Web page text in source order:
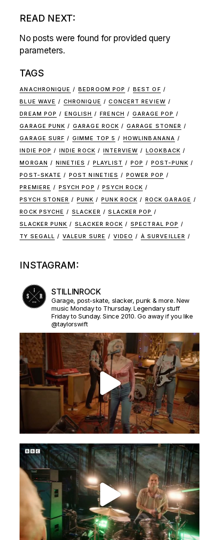
READ NEXT:
No posts were found for provided query
parameters.
TAGS
ANACHRONIQUE BEDROOM POP
BEST OF
BLUE WAVE
CHRONIQUE
CONCERT REVIEW
DREAM POP
ENGLISH FRENCH
GARAGE POP
GARAGE PUNK
GARAGE ROCK
GARAGE STONER
GARAGE SURF
GIMME TOP 5
HOWLINBANANA
INDIE POP
INDIE ROCK INTERVIEW
LOOKBACK
MORGAN
NINETIES PLAYLIST POP
POST-PUNK
POST-SKATE
POST NINETIES
POWER POP
PREMIERE
PSYCH POP
PSYCH ROCK
PSYCH STONER
PUNK PUNK ROCK
ROCK GARAGE
ROCK PSYCHE
SLACKER
SLACKER POP
SLACKER PUNK
SLACKER ROCK
SPECTRAL POP
TY SEGALL
VALEUR SURE VIDEO À SURVEILLER
INSTAGRAM:
STILLINROCK
Garage, post-skate, slacker, punk & more. New
music Monday to Thursday. Legendary stuff
Friday to Sunday. Since 2010. Go away if you like
@taylorswift